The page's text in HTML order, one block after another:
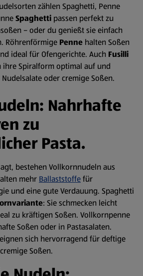
zählen Spaghetti, Penne
Spaghetti passen perfekt zu
– oder du genießt sie einfach
Röhrenförmige Penne halten Soßen
ideal für Ofengerichte. Auch Fusilli
ihre Spiralform optimal auf und
oder cremige Soßen.
Nahrhafte
zu
Pasta.
bestehen Vollkornnudeln aus
mehr Ballaststoffefür
und eine gute Verdauung. Spaghetti
: Sie schmecken leicht
zu kräftigen Soßen. Vollkornpenne
Soßen oder in Pastasalaten.
sich hervorragend für deftige
Soßen.